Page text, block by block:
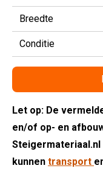
Breedte
Conditie
Let op: De
en/of op- en
Steigermateriaal.nl
kunnen transport